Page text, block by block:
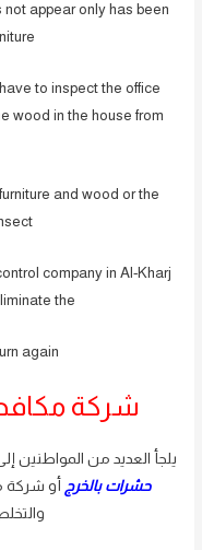
appear only has been
to inspect the office
wood in the house from
and wood or the
company in Al-Kharj
the
again.
شركة
يلجأ العديد من المواطنين
حشرات بالخرج أو شركة